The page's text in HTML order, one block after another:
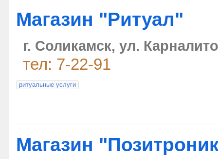
Магазин "Ритуал"
г. Соликамск, ул.
тел: 7-22-91
ритуальные услуги
Магазин